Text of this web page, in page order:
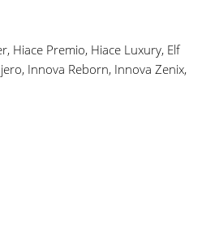
Hiace Premio, Hiace Luxury, Elf
Innova Reborn, Innova Zenix,